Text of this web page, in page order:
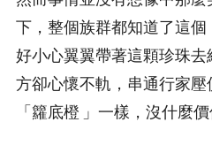
下，整個族群都知道了這
好小心翼翼帶著這顆珍珠
方卻心懷不軌，串通行家
「籮底橙 」一樣，沒什麼價